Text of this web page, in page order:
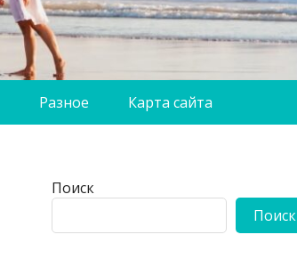
Разное Карта сайта
Поиск
Поиск